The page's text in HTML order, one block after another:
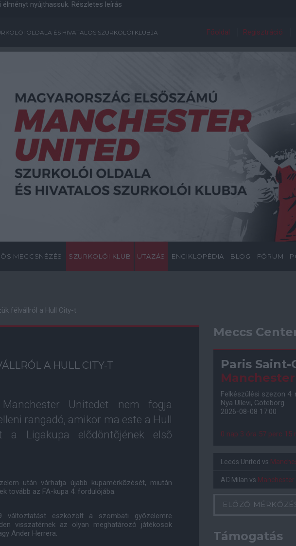
nyújthassuk. Részletes leírás
OLDALA ÉS HIVATALOS SZURKOLÓI KLUBJA Főoldal Regisztráció
MECCSNÉZÉS SZURKOLÓI KLUB UTAZÁS ENCIKLOPÉDIA BLOG FÓRUM
félvállról a Hull City-t
A HULL CITY-T
Unitedet nem fogja
rangadó, amikor ma este a Hull
Ligakupa elõdöntõjének elsõ
után várhatja újabb kupamérkõzését, miután
tovább az FA-kupa 4. fordulójába.
eszközölt a szombati gyõzelemre
visszatérnek az olyan meghatározó játékosok
Ander Herrera.
Meccs
Paris Saint-
Felkészülési szezon 4.
Nya Ullevi, Göteborg
2026-08-08 17:00
0 nap 3 óra 57 perc 14
Leeds United vs
AC Milan vs Manchester
ELŐZŐ
Támogatás